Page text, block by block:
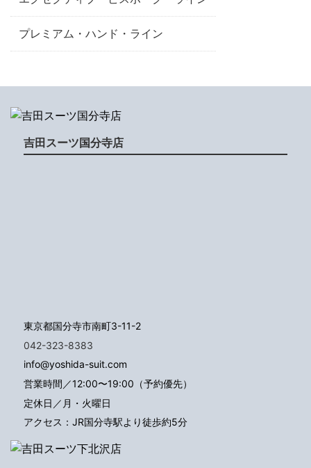
プレミアム・ハンド・ライン
吉田スーツ国分寺店
東京都国分寺市南町3-11-2
042-323-8383
info@yoshida-suit.com
営業時間／12:00〜19:00（予約優先）
定休日／月・火曜日
アクセス：JR国分寺駅より徒歩約5分